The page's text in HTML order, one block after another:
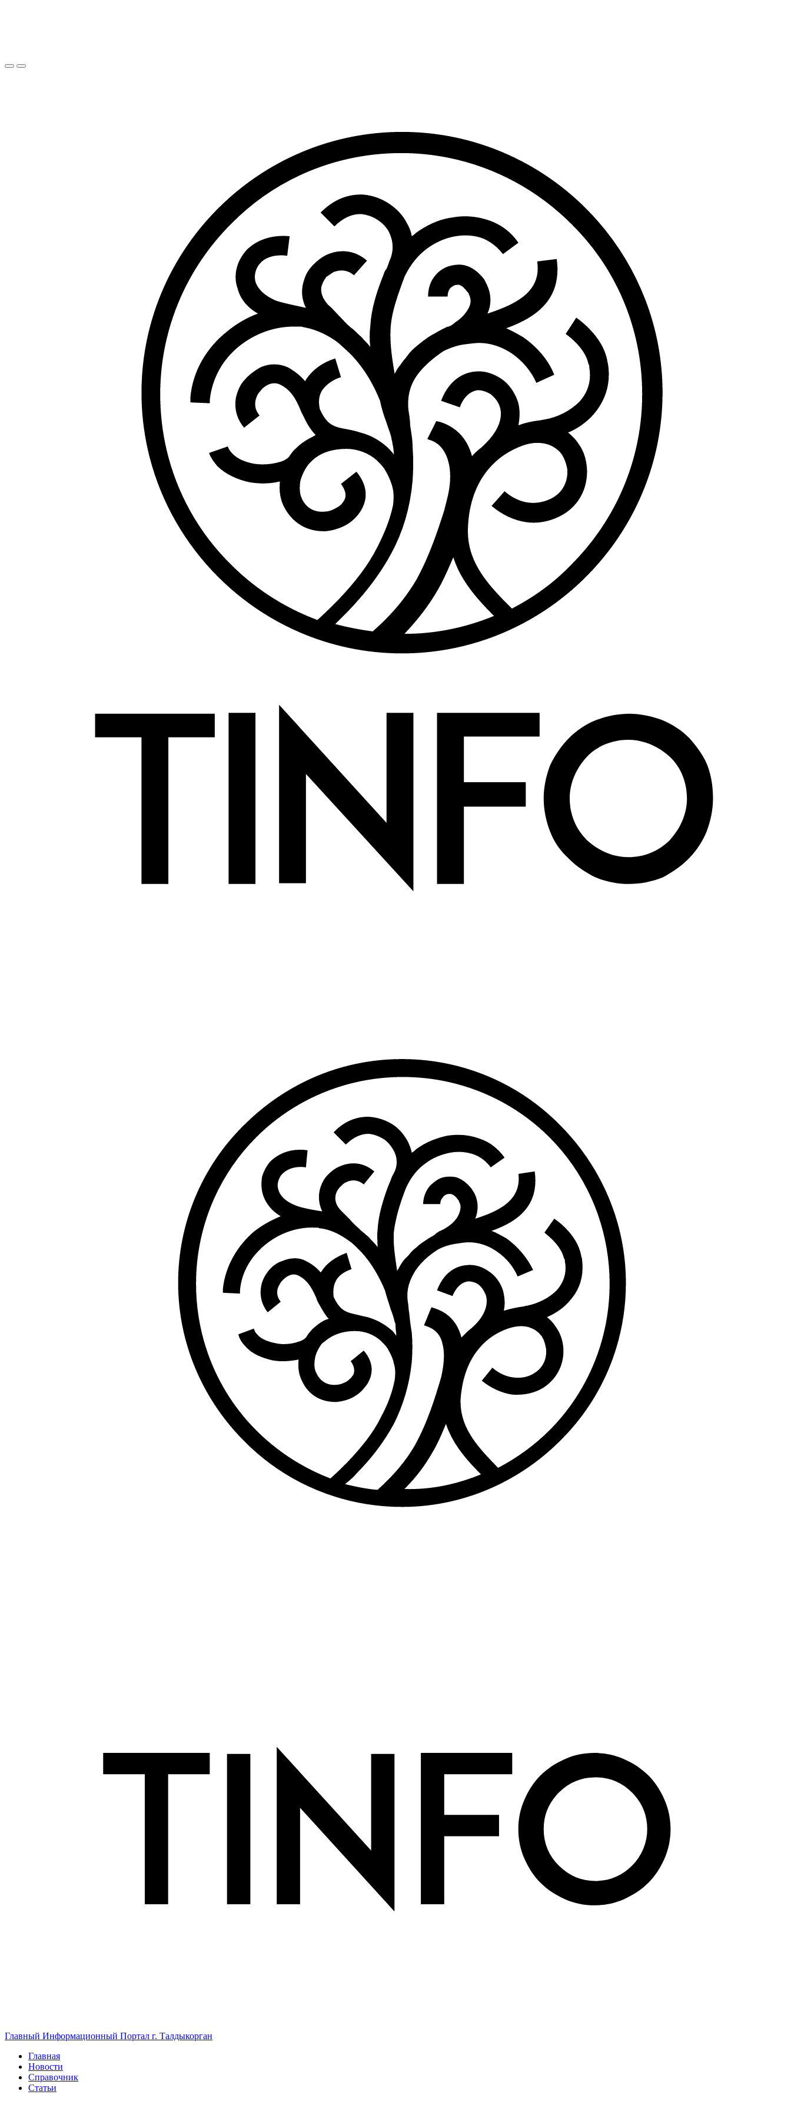
Главный Информационный Портал г. Талдыкорган
Главная
Новости
Справочник
Статьи